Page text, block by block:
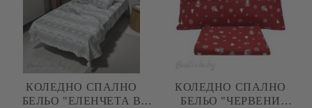
КОЛЕДНО СПАЛНО
БЕЛЬО "ЕЛЕНЧЕТА В
КОЛЕДНО СПАЛНО
БЕЛЬО "ЧЕРВЕНИ